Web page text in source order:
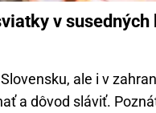
v
ale i v
a dôvod sláviť.